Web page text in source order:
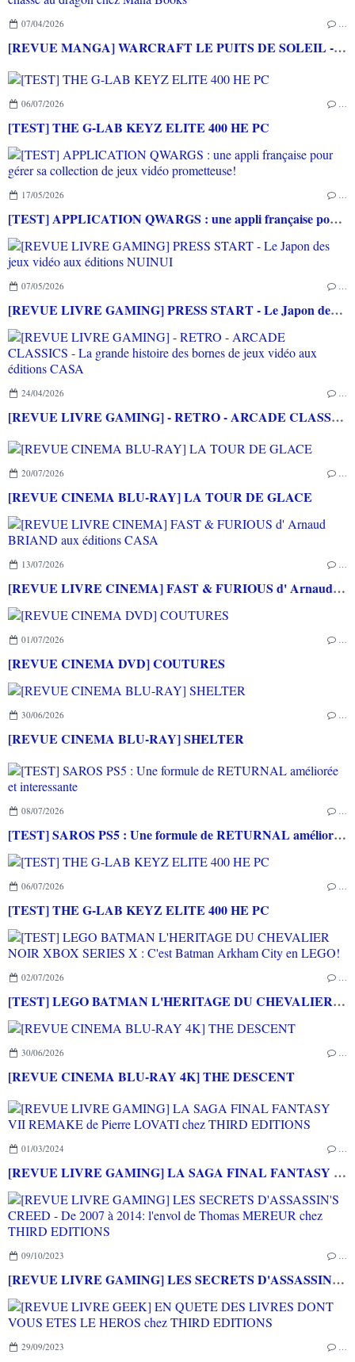
07/04/2026 …
[REVUE MANGA] WARCRAFT LE PUITS DE SOLEIL - La chasse au dragon chez Mana Books
06/07/2026 …
[TEST] THE G-LAB KEYZ ELITE 400 HE PC
17/05/2026 …
[TEST] APPLICATION QWARGS : une appli française pour gérer sa collection de jeux vidéo prometteuse!
07/05/2026 …
[REVUE LIVRE GAMING] PRESS START - Le Japon des jeux vidéo aux éditions NUINUI
24/04/2026 …
[REVUE LIVRE GAMING] - RETRO - ARCADE CLASSICS - La grande histoire des bornes de jeux vidéo aux éditions CASA
20/07/2026 …
[REVUE CINEMA BLU-RAY] LA TOUR DE GLACE
13/07/2026 …
[REVUE LIVRE CINEMA] FAST & FURIOUS d' Arnaud BRIAND aux éditions CASA
01/07/2026 …
[REVUE CINEMA DVD] COUTURES
30/06/2026 …
[REVUE CINEMA BLU-RAY] SHELTER
08/07/2026 …
[TEST] SAROS PS5 : Une formule de RETURNAL améliorée et interessante
06/07/2026 …
[TEST] THE G-LAB KEYZ ELITE 400 HE PC
02/07/2026 …
[TEST] LEGO BATMAN L'HERITAGE DU CHEVALIER NOIR XBOX SERIES X : C'est Batman Arkham City en LEGO!
30/06/2026 …
[REVUE CINEMA BLU-RAY 4K] THE DESCENT
01/03/2024 …
[REVUE LIVRE GAMING] LA SAGA FINAL FANTASY VII REMAKE de Pierre LOVATI chez THIRD EDITIONS
09/10/2023 …
[REVUE LIVRE GAMING] LES SECRETS D'ASSASSIN'S CREED - De 2007 à 2014: l'envol de Thomas MEREUR chez THIRD EDITIONS
29/09/2023 …